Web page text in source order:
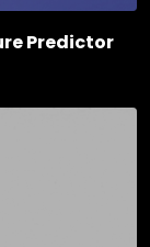
Predictor